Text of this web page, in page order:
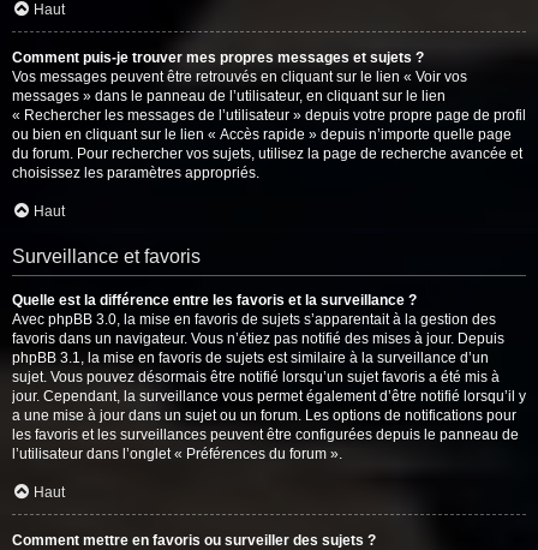
Haut
Comment puis-je trouver mes propres messages et sujets ?
Vos messages peuvent être retrouvés en cliquant sur le lien « Voir vos
messages » dans le panneau de l’utilisateur, en cliquant sur le lien
« Rechercher les messages de l’utilisateur » depuis votre propre page de profil
ou bien en cliquant sur le lien « Accès rapide » depuis n’importe quelle page
du forum. Pour rechercher vos sujets, utilisez la page de recherche avancée et
choisissez les paramètres appropriés.
Haut
Surveillance et favoris
Quelle est la différence entre les favoris et la surveillance ?
Avec phpBB 3.0, la mise en favoris de sujets s’apparentait à la gestion des
favoris dans un navigateur. Vous n’étiez pas notifié des mises à jour. Depuis
phpBB 3.1, la mise en favoris de sujets est similaire à la surveillance d’un
sujet. Vous pouvez désormais être notifié lorsqu’un sujet favoris a été mis à
jour. Cependant, la surveillance vous permet également d’être notifié lorsqu’il y
a une mise à jour dans un sujet ou un forum. Les options de notifications pour
les favoris et les surveillances peuvent être configurées depuis le panneau de
l’utilisateur dans l’onglet « Préférences du forum ».
Haut
Comment mettre en favoris ou surveiller des sujets ?